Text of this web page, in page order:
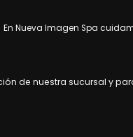
En Nueva Imagen Spa
de nuestra sucursal y